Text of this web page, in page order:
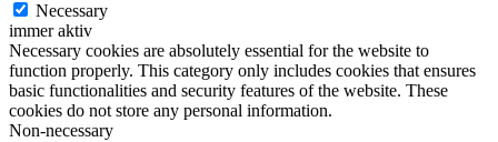
Necessary
immer aktiv
Necessary cookies are absolutely essential for the website to
function properly. This category only includes cookies that ensures
basic functionalities and security features of the website. These
cookies do not store any personal information.
Non-necessary